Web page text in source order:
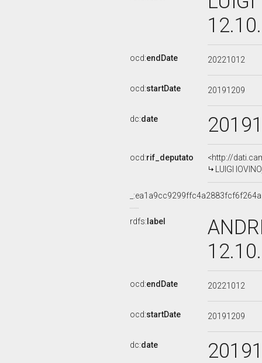
ocd:endDate 20221012
ocd:startDate 20191209
dc:date
ocd:rif_deputato
<http://
LUIGI
rdfs: label
ocd:endDate 20221012
ocd:startDate 20191209
dc:date